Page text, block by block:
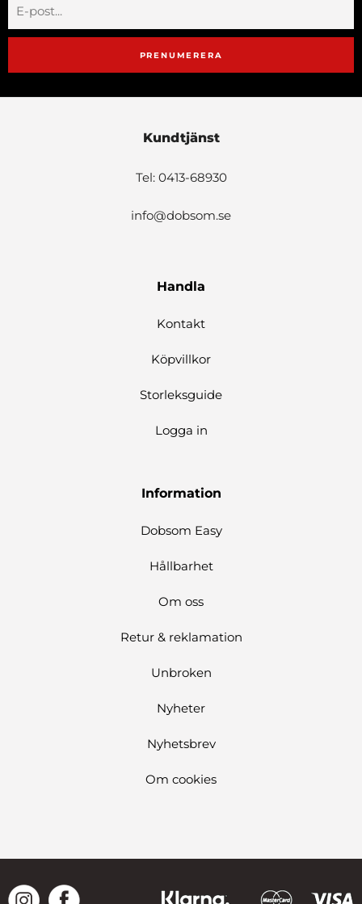
PRENUMERERA
Kundtjänst
Tel: 0413-68930
info@dobsom.se
Handla
Kontakt
Köpvillkor
Storleksguide
Logga in
Information
Dobsom Easy
Hållbarhet
Om oss
Retur & reklamation
Unbroken
Nyheter
Nyhetsbrev
Om cookies